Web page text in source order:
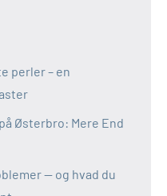
perler – en
Østerbro: Mere End
— og hvad du